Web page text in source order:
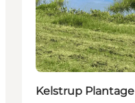
Kelstrup Plantage